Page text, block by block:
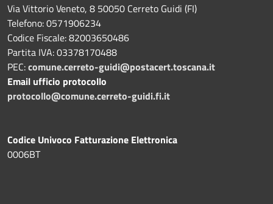
Via Vittorio Veneto, 8 50050 Cerreto Guidi (FI)
Telefono: 0571906234
Codice Fiscale: 82003650486
Partita IVA: 03378170488
PEC:comune.cerreto-guidi@postacert.toscana.it
Email ufficio protocollo
protocollo@comune.cerreto-guidi.fi.it
Codice Univoco Fatturazione Elettronica
0006BT